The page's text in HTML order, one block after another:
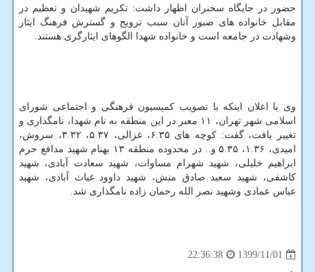
حضور در جایگاه سخنران اظهار داشت: تکریم شهیدان و تعظیم در
مقابل خانواده های صبور آنان سبب ترویج و گسترش فرهنگ ایثار
وشهادت در جامعه است و خانواده شهدا الگوهای ایثارگری هستند.
وی با اعلان اینکه با تصویب کمیسیون فرهنگی و اجتماعی شورای
اسلامی شهر تهران، ۱۱ معبر در این منطقه به نام شهدا، نامگذاری و
تغییر یافت، گفت: کوچه های ۶.۳۵، غزالی، ۵.۳۷، ۳.۳۲، سروش،
امیدی، ۱.۳۶، ۵.۳۵ و.. در محدوده منطقه ۱۳ بهنام شهید مدافع حرم
ابراهیم خلیلی، شهید شهرام مساوات، شهید سعادت آبادی، شهید
کاشفی، شهید سعید صادق منش، شهید داوود غیاث آبادی، شهید
عباس عمادی وشهید نصر الله رحمان زاده نامگذاری شد.
1399/11/01
22:36:38